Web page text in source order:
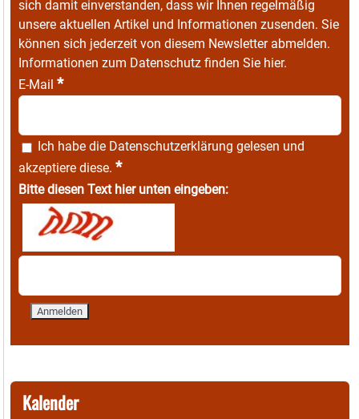
sich damit einverstanden, dass wir Ihnen regelmäßig
unsere aktuellen Artikel und Informationen zusenden. Sie
können sich jederzeit von diesem Newsletter abmelden.
Informationen zum Datenschutz finden Sie hier.
E-Mail *
Ich habe die Datenschutzerklärung gelesen und
akzeptiere diese. *
Bitte diesen Text hier unten eingeben:
Kalender